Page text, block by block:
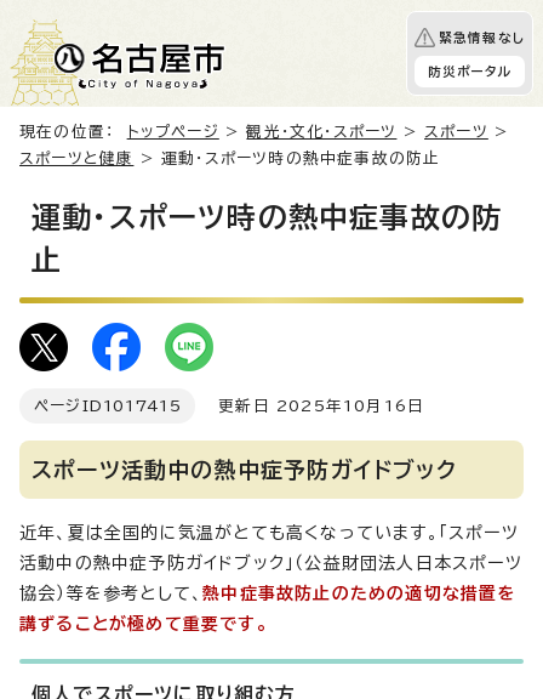
緊急情報なし
防災ポータル
現在の位置： トップページ >観光・文化・スポーツ > スポーツ
>
スポーツと健康
> 運動・スポーツ時の熱中症事故の防止
運動・スポーツ時の熱中症事故の防
止
ページID 1017415 更新日 2025年10月16日
スポーツ活動中の熱中症予防ガイドブック
近年、夏は全国的に気温がとても高くなっています。「スポーツ
活動中の熱中症予防ガイドブック」（公益財団法人日本スポーツ
協会）等を参考として、熱中症事故防止のための適切な措置を
講ずることが極めて重要です。
個人でスポーツに取り組む方